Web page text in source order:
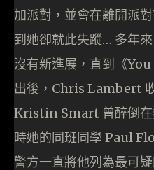
加派對，並會在離開派
到她卻就此失蹤… 多年
沒有新進展，直到《
出後，Chris Lambert
Kristin Smart 曾醉倒在
時她的同班同學 Paul
警方一直將他列為最可